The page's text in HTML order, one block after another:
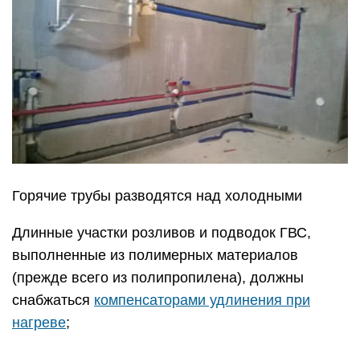
Горячие трубы разводятся над холодными
Длинные участки розливов и подводок ГВС,
выполненные из полимерных материалов
(прежде всего из полипропилена), должны
снабжаться компенсаторами удлинения при
нагреве;